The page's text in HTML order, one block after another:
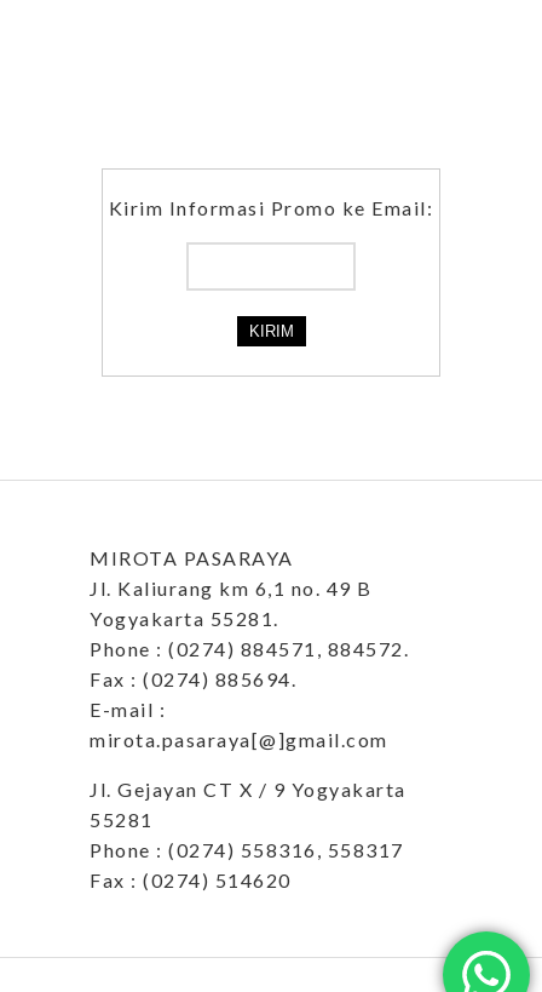
Kirim Informasi Promo ke Email:
MIROTA PASARAYA
Jl. Kaliurang km 6,1 no. 49 B
Yogyakarta 55281.
Phone : (0274) 884571, 884572.
Fax : (0274) 885694.
E-mail :
mirota.pasaraya[@]gmail.com
Jl. Gejayan CT X / 9 Yogyakarta
55281
Phone : (0274) 558316, 558317
Fax : (0274) 514620